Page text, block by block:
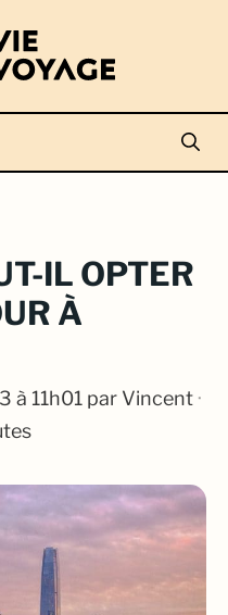
IL OPTER
À
à 11h01 par Vincent ·